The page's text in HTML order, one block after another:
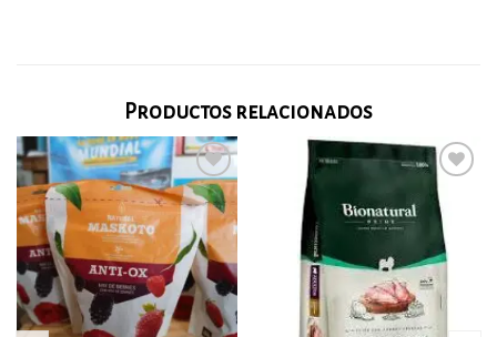
Productos relacionados
Añadir
a la
lista
de
deseos
Añadir
a la
lista
de
deseos